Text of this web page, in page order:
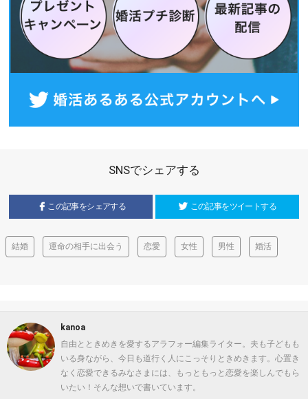
SNSでシェアする
この記事をシェアする この記事をツイートする
結婚 運命の相手に出会う 恋愛 女性 男性 婚活
kanoa
自由とときめきを愛するアラフォー編集ライター。夫も子どもも
いる身ながら、今日も道行く人にこっそりときめきます。心置き
なく恋愛できるみなさまには、もっともっと恋愛を楽しんでもら
いたい！そんな想いで書いています。